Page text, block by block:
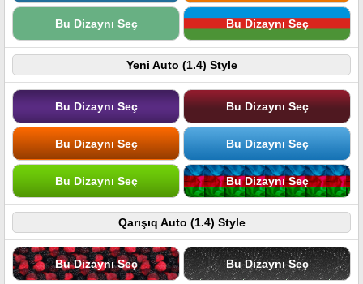
Bu Dizaynı Seç Bu Dizaynı Seç
Yeni Auto (1.4) Style
Bu Dizaynı Seç Bu Dizaynı Seç
Bu Dizaynı Seç Bu Dizaynı Seç
Bu Dizaynı Seç Bu Dizaynı Seç
Qarışıq Auto (1.4) Style
Bu Dizaynı Seç Bu Dizaynı Seç